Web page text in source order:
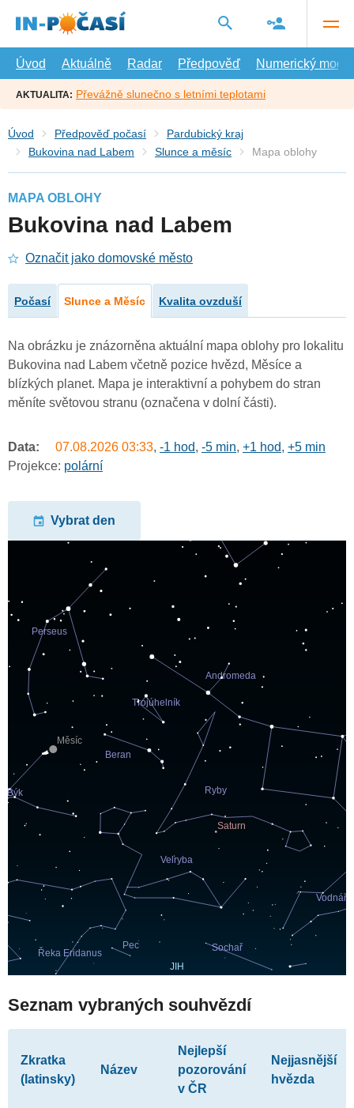
hlavní
Úvod
Aktuálně Radar Předpověď Numerický model
AKTUALITA: Převážně slunečno s letními teplotami
Úvod Předpověď počasí
Pardubický kraj
Bukovina nad Labem
Slunce a měsíc Mapa oblohy
MAPA OBLOHY
Bukovina nad Labem
Označit jako domovské město
Počasí Slunce a Měsíc Kvalita ovzduší
Na obrázku je znázorněna aktuální mapa oblohy pro lokalitu
Bukovina nad Labem včetně pozice hvězd, Měsíce a
blízkých planet. Mapa je interaktivní a pohybem do stran
měníte světovou stranu (označena v dolní části).
Data: 07.08.2026 03:33, -1 hod, -5 min, +1 hod, +5 min
Projekce: polární
Vybrat den
Seznam vybraných souhvězdí
Zkratka
(latinsky)
Název
Nejlepší
pozorování
v ČR
Nejjasnější
hvězda